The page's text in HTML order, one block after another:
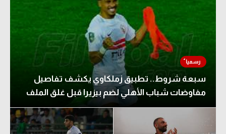
سبعة شروط.. تطبيق زملكاوي يكشف تفاصيل
مفاوضات شباب الأهلي لضم بيزيرا قبل غلق الملف